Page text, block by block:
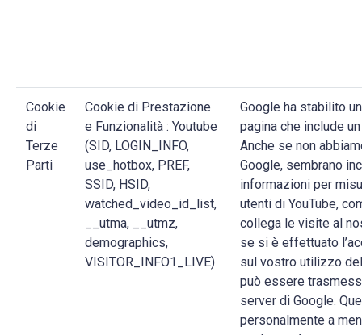
Cookie
di
Terze
Parti
Cookie di Prestazione
e Funzionalità : Youtube
(SID, LOGIN_INFO,
use_hotbox, PREF,
SSID, HSID,
watched_video_id_list,
__utma, __utmz,
demographics,
VISITOR_INFO1_LIVE)
Google ha stabilito
pagina che include
Anche se non
Google, sembrano
informazioni per
utenti di YouTube,
collega le visite al
se si è effettuato
sul vostro utilizzo
può essere
server di Google.
personalmente a